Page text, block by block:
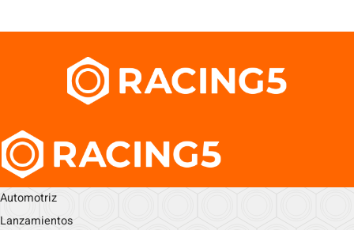
Automotriz
Lanzamientos